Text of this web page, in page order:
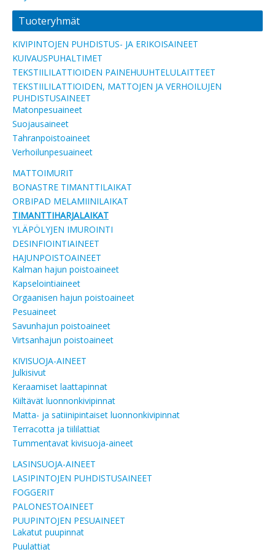
Tuoteryhmät
KIVIPINTOJEN PUHDISTUS- JA ERIKOISAINEET
KUIVAUSPUHALTIMET
TEKSTIILILATTIOIDEN PAINEHUUHTELULAITTEET
TEKSTIILILATTIOIDEN, MATTOJEN JA VERHOILUJEN
PUHDISTUSAINEET
Matonpesuaineet
Suojausaineet
Tahranpoistoaineet
Verhoilunpesuaineet
MATTOIMURIT
BONASTRE TIMANTTILAIKAT
ORBIPAD MELAMIINILAIKAT
TIMANTTIHARJALAIKAT
YLÄPÖLYJEN IMUROINTI
DESINFIOINTIAINEET
HAJUNPOISTOAINEET
Kalman hajun poistoaineet
Kapselointiaineet
Orgaanisen hajun poistoaineet
Pesuaineet
Savunhajun poistoaineet
Virtsanhajun poistoaineet
KIVISUOJA-AINEET
Julkisivut
Keraamiset laattapinnat
Kiiltävät luonnonkivipinnat
Matta- ja satiinipintaiset luonnonkivipinnat
Terracotta ja tiililattiat
Tummentavat kivisuoja-aineet
LASINSUOJA-AINEET
LASIPINTOJEN PUHDISTUSAINEET
FOGGERIT
PALONESTOAINEET
PUUPINTOJEN PESUAINEET
Lakatut puupinnat
Puulattiat